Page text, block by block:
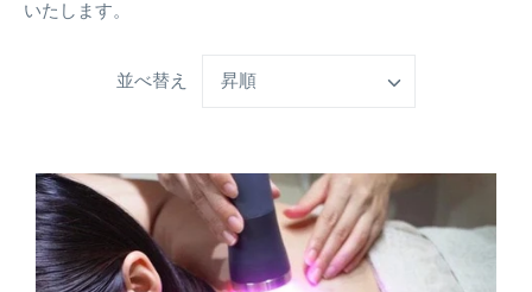
いたします。
並べ替え 昇順